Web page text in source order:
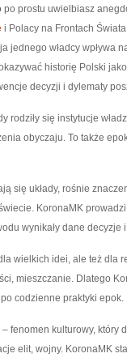
prostu uwielbiasz
i Polacy na Frontach
jednego władcy wpływa
historię Polski
decyzji i dylematy
rodziły się instytucje
obyczaju. To także
się układy, rośnie
KoronaMK
wynikały dane decyzje
wielkich idei, ale też dla
mieszczanie. Dlatego
codzienne praktyki epok.
fenomen kulturowy, który
elit, wojny. KoronaMK